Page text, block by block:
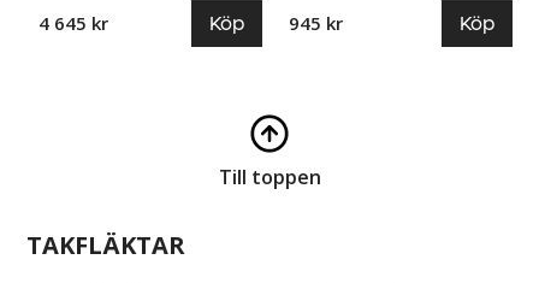
4 645 kr Köp
945 kr
Köp
Till toppen
TAKFLÄKTAR